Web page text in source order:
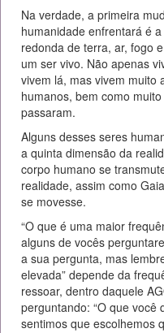
Na verdade, a primeira
humanidade enfrentará é
redonda de terra, ar, fogo
um ser vivo. Não apenas
vivem lá, mas vivem muito
humanos, bem como
passaram.
Alguns desses seres
a quinta dimensão da
corpo humano se
realidade, assim como
se movesse.
“O que é uma maior
alguns de vocês
a sua pergunta, mas
elevada” depende da
ressoar, dentro daquele
perguntando: “O que você
sentimos que escolhemos